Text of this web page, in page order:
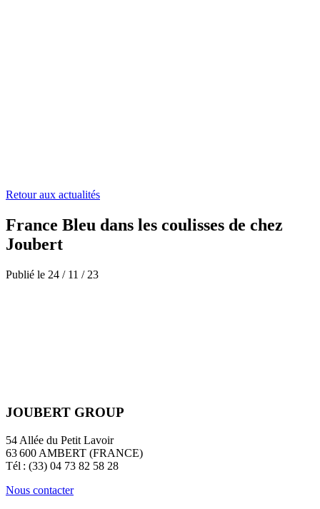
Retour aux actualités
France Bleu dans les coulisses de chez
Joubert
Publié le 24 / 11 / 23
JOUBERT GROUP
54 Allée du Petit Lavoir
63 600 AMBERT (FRANCE)
Tél : (33) 04 73 82 58 28
Nous contacter